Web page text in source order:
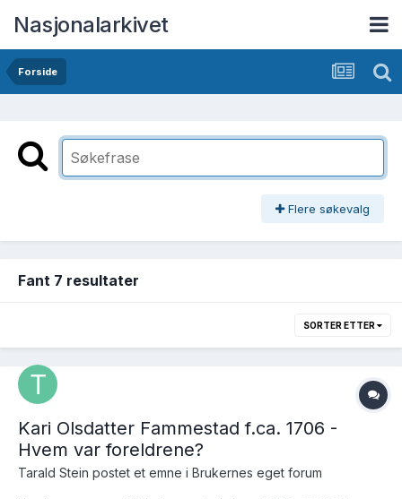
Nasjonalarkivet
Forside
Flere søkevalg
Fant 7 resultater
SORTER ETTER
Kari Olsdatter Fammestad f.ca. 1706 -
Hvem var foreldrene?
Tarald Stein postet et emne i Brukernes eget forum